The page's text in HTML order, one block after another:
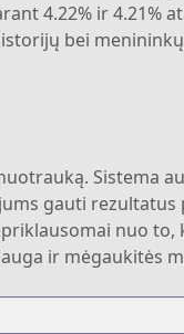
4.22% ir 4.21%
bei
Sistema
gauti rezultatus
nuo to,
ir mėgaukitės